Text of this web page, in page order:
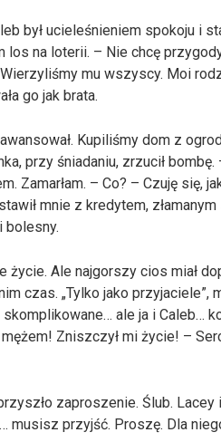
był ucieleśnieniem spokoju i
los na loterii. – Nie chcę
mu wszyscy. Moi
go jak brata.
Kupiliśmy dom z
przy śniadaniu, zrzucił bombę.
Zamarłam. – Co? – Czuję się,
mnie z kredytem,
bolesny.
Ale najgorszy cios miał
czas. „Tylko jako przyjaciele”,
ale ja i Caleb…
Zniszczył mi życie! –
zaproszenie. Ślub. Lacey
musisz przyjść. Proszę. Dla